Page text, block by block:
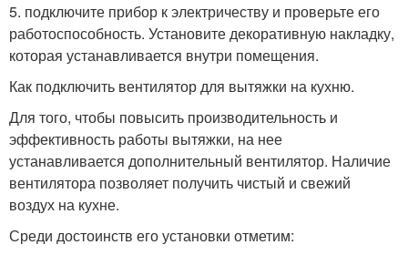
5. подключите прибор к электричеству и проверьте его
работоспособность. Установите декоративную накладку,
которая устанавливается внутри помещения.
Как подключить вентилятор для вытяжки на кухню.
Для того, чтобы повысить производительность и
эффективность работы вытяжки, на нее
устанавливается дополнительный вентилятор. Наличие
вентилятора позволяет получить чистый и свежий
воздух на кухне.
Среди достоинств его установки отметим: